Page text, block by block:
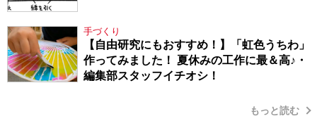
手づくり
【自由研究にもおすすめ！】「虹色うちわ」
作ってみました！ 夏休みの工作に最＆高♪・
編集部スタッフイチオシ！
もっと読む